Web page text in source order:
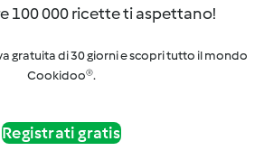
100 000 ricette ti aspettano!
gratuita di 30 giorni e scopri tutto il mondo
Cookidoo®.
Registrati gratis